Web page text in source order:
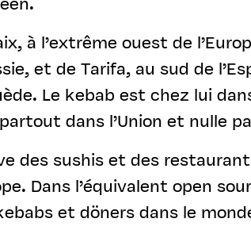
à l’extrême ouest de
et de Tarifa, au sud de
Le kebab est chez lui
dans l’Union et nulle
des sushis et des
Dans l’équivalent open
et döners dans le